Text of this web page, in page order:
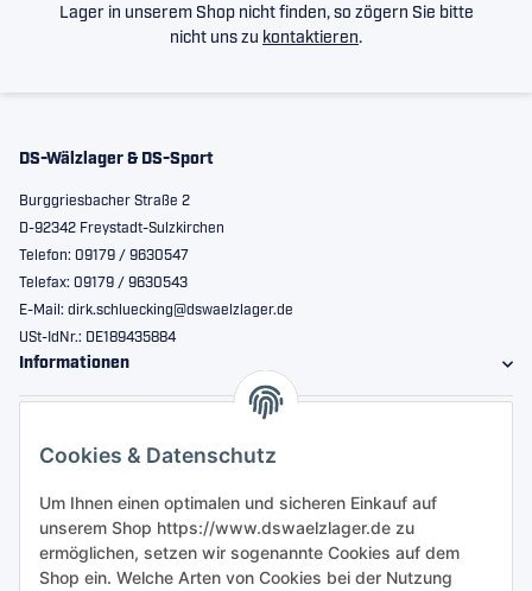
Cookies & Datenschutz
Um Ihnen einen optimalen und sicheren Einkauf auf
unserem Shop https://www.dswaelzlager.de zu
ermöglichen, setzen wir sogenannte Cookies auf dem
Shop ein. Welche Arten von Cookies bei der Nutzung
Lager in unserem Shop nicht finden, so zögern Sie bitte
nicht uns zu kontaktieren.
DS-Wälzlager & DS-Sport
Burggriesbacher Straße 2
D-92342 Freystadt-Sulzkirchen
Telefon: 09179 / 9630547
Telefax: 09179 / 9630543
E-Mail: dirk.schluecking@dswaelzlager.de
USt-IdNr.: DE189435884
Informationen